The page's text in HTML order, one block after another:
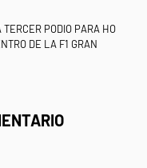
PODIO PARA HO
DE LA F1 GRAN